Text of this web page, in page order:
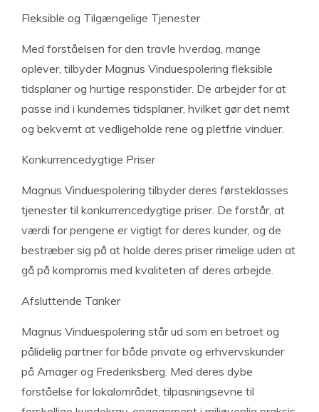
Fleksible og Tilgængelige Tjenester
Med forståelsen for den travle hverdag, mange
oplever, tilbyder Magnus Vinduespolering fleksible
tidsplaner og hurtige responstider. De arbejder for at
passe ind i kundernes tidsplaner, hvilket gør det nemt
og bekvemt at vedligeholde rene og pletfrie vinduer.
Konkurrencedygtige Priser
Magnus Vinduespolering tilbyder deres førsteklasses
tjenester til konkurrencedygtige priser. De forstår, at
værdi for pengene er vigtigt for deres kunder, og de
bestræber sig på at holde deres priser rimelige uden at
gå på kompromis med kvaliteten af deres arbejde.
Afsluttende Tanker
Magnus Vinduespolering står ud som en betroet og
pålidelig partner for både private og erhvervskunder
på Amager og Frederiksberg. Med deres dybe
forståelse for lokalområdet, tilpasningsevne til